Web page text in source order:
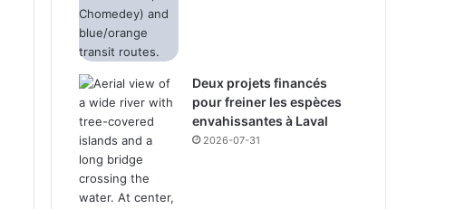
Deux projets financés
pour freiner les espèces
envahissantes à Laval
2026-07-31